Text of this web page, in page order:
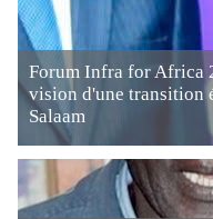
Forum Infra for Africa
vision d'une transition
Salaam